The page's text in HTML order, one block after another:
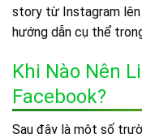
story từ Instagram lên
hướng dẫn cụ thể
Khi Nào Nên
Facebook?
Sau đây là một số